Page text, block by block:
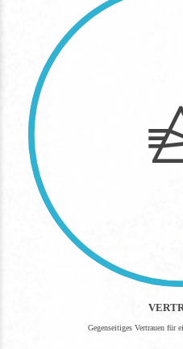
Gegenseitiges Vertrauen für